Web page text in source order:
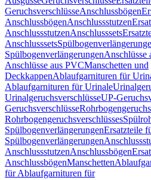
GeruchsverschlüsseAnschlussbögen
AnschlussbögenAnschlussstutzen
AnschlussstutzenAnschlusssets
Anschlusssets
SpülbogenverlängerungenAnschlüsse
Anschlüsse aus PVCManschetten und
DeckkappenAblaufgarnituren für
Ablaufgarnituren für Urinale
UrinalgeruchsverschlüsseUP-
Geruchsverschlüsse
Rohrbogengeruchsverschlüsses
SpülbogenverlängerungenErsatzteile
Spülbogenverlängerungen
AnschlussstutzenAnschlussbögen
AnschlussbögenManschetten
für Ablaufgarnituren für